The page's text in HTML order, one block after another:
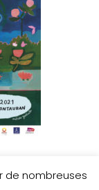
de nombreuses